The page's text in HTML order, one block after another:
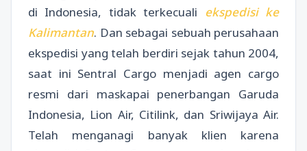
di Indonesia, tidak terkecuali ekspedisi ke
Kalimantan. Dan sebagai sebuah perusahaan
ekspedisi yang telah berdiri sejak tahun 2004,
saat ini Sentral Cargo menjadi agen cargo
resmi dari maskapai penerbangan Garuda
Indonesia, Lion Air, Citilink, dan Sriwijaya Air.
Telah menganagi banyak klien karena